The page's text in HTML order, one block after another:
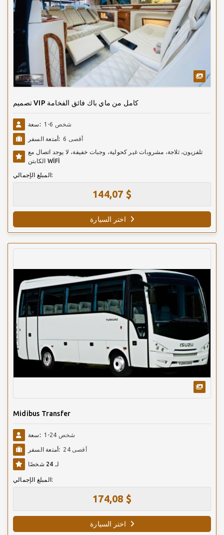
تصميم VIP كامل من ماي باك فائق الفخامة
سعة: 1-6 شخص
أمتعة السفر:
أقصى 6
تلفزيون، ثلاجة، مشروبات غير كحولية، وجبات خفيفة، لا يوجد اتصال مع
الكابتن WİFİ
المبلغ الإجمالي:
144,07 $
اختر السيارة
Midibus Transfer
سعة: 1-24 شخص
أمتعة السفر: أقصى 24
لـ 24 شخصًا
المبلغ الإجمالي:
174,08 $
اختر السيارة